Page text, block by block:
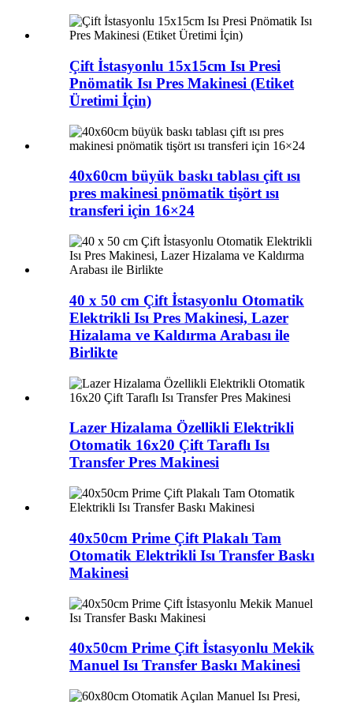
Çift İstasyonlu 15x15cm Isı Presi
Pnömatik Isı Pres Makinesi (Etiket
Üretimi İçin)
40x60cm büyük baskı tablası çift ısı
pres makinesi pnömatik tişört ısı
transferi için 16×24
40 x 50 cm Çift İstasyonlu Otomatik
Elektrikli Isı Pres Makinesi, Lazer
Hizalama ve Kaldırma Arabası ile
Birlikte
Lazer Hizalama Özellikli Elektrikli
Otomatik 16x20 Çift Taraflı Isı
Transfer Pres Makinesi
40x50cm Prime Çift Plakalı Tam
Otomatik Elektrikli Isı Transfer Baskı
Makinesi
40x50cm Prime Çift İstasyonlu Mekik
Manuel Isı Transfer Baskı Makinesi